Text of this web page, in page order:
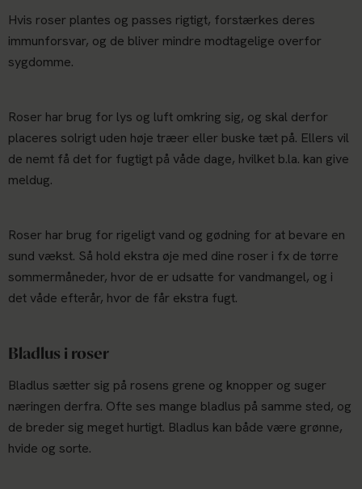
Hvis roser plantes og passes rigtigt, forstærkes deres
immunforsvar, og de bliver mindre modtagelige overfor
sygdomme.
Roser har brug for lys og luft omkring sig, og skal derfor
placeres solrigt uden høje træer eller buske tæt på. Ellers vil
de nemt få det for fugtigt på våde dage, hvilket b.la. kan give
meldug.
Roser har brug for rigeligt vand og gødning for at bevare en
sund vækst. Så hold ekstra øje med dine roser i fx de tørre
sommermåneder, hvor de er udsatte for vandmangel, og i
det våde efterår, hvor de får ekstra fugt.
Bladlus i roser
Bladlus sætter sig på rosens grene og knopper og suger
næringen derfra. Ofte ses mange bladlus på samme sted, og
de breder sig meget hurtigt. Bladlus kan både være grønne,
hvide og sorte.